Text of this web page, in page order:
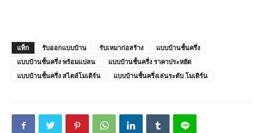
แท็ก รับออกแบบบ้าน รับเหมาก่อสร้าง
แบบบ้านชั้นครึ่ง
แบบบ้านชั้นครึ่ง พร้อมแปลน
แบบบ้านชั้นครึ่ง ราคาประหยัด
แบบบ้านชั้นครึ่ง สไตล์โมเดิร์น
แบบบ้านชั้นครึ่งเล่นระดับ โมเดิร์น